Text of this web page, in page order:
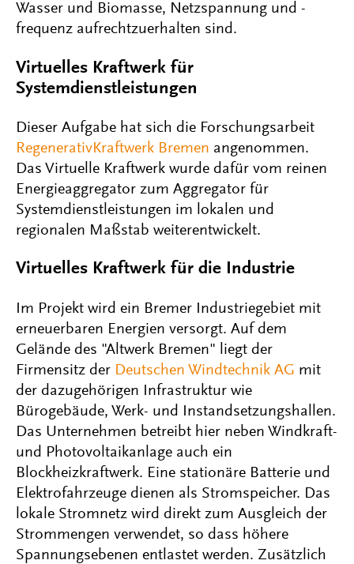
Wasser und Biomasse, Netzspannung und -
frequenz aufrechtzuerhalten sind.
Virtuelles Kraftwerk für
Systemdienstleistungen
Dieser Aufgabe hat sich die Forschungsarbeit
RegenerativKraftwerk Bremen angenommen.
Das Virtuelle Kraftwerk wurde dafür vom reinen
Energieaggregator zum Aggregator für
Systemdienstleistungen im lokalen und
regionalen Maßstab weiterentwickelt.
Virtuelles Kraftwerk für die Industrie
Im Projekt wird ein Bremer Industriegebiet mit
erneuerbaren Energien versorgt. Auf dem
Gelände des "Altwerk Bremen" liegt der
Firmensitz der Deutschen Windtechnik AG mit
der dazugehörigen Infrastruktur wie
Bürogebäude, Werk- und Instandsetzungshallen.
Das Unternehmen betreibt hier neben Windkraft-
und Photovoltaikanlage auch ein
Blockheizkraftwerk. Eine stationäre Batterie und
Elektrofahrzeuge dienen als Stromspeicher. Das
lokale Stromnetz wird direkt zum Ausgleich der
Strommengen verwendet, so dass höhere
Spannungsebenen entlastet werden. Zusätzlich